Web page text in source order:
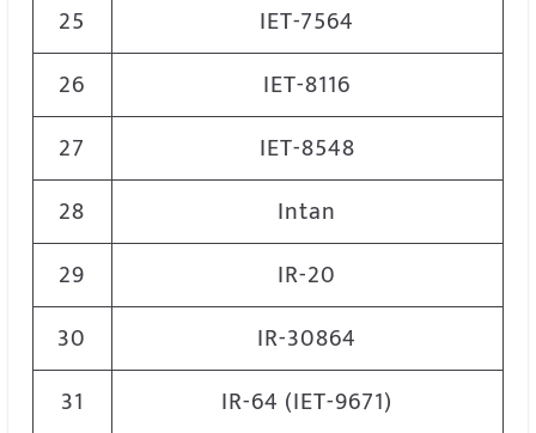
25
IET-7564
26
IET-8116
27
IET-8548
28
Intan
29
IR-20
30
IR-30864
31
IR-64 (IET-9671)